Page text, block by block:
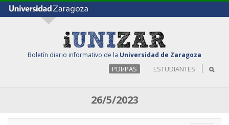
Boletín diario informativo de la Universidad de Zaragoza
PDI/PAS ESTUDIANTES
26/5/2023